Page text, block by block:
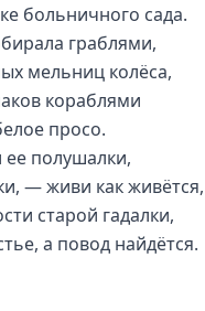
больничного сада.
граблями,
мельниц колёса,
кораблями
просо.
ее полушалки,
— живи как
старой гадалки,
а повод найдётся.